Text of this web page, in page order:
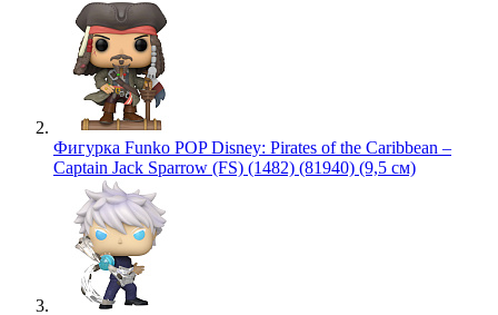
Фигурка Funko POP Disney: Pirates of the Caribbean –
Captain Jack Sparrow (FS) (1482) (81940) (9,5 см)